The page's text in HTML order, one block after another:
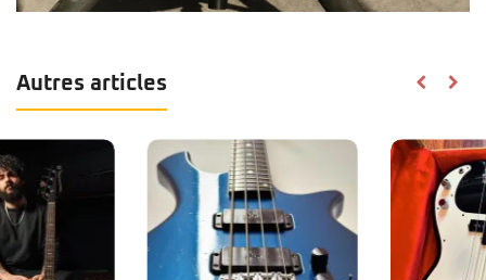
Autres articles